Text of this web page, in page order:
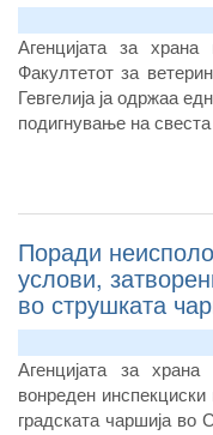
Агенцијата за
Факултетот за
Гевгелија ја одржаа
подигнување на
Поради
услови,
во струшката
Агенцијата за
вонреден
градската чаршија во